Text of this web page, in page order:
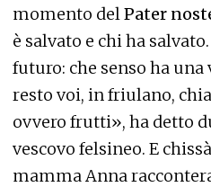
momento delPater
è salvato e chi ha
futuro: che senso ha
resto voi, in friulano,
ovvero frutti», ha detto
vescovo felsineo. E
mamma Anna